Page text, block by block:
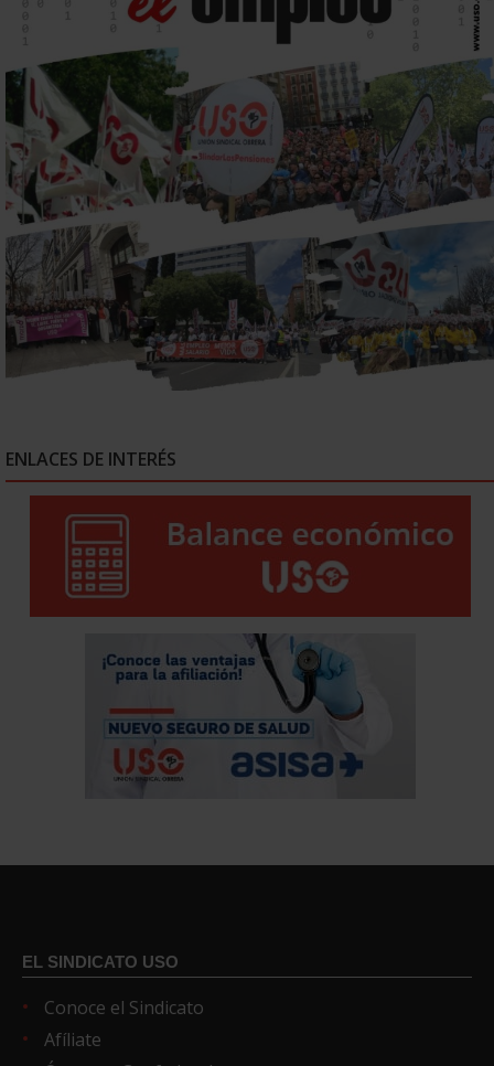
ENLACES DE INTERÉS
EL SINDICATO USO
Conoce el Sindicato
Afíliate